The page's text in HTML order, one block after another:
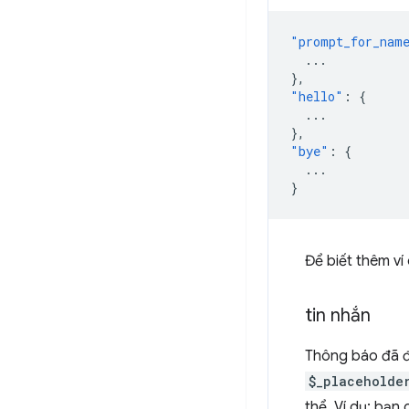
...
},
"hello" :
{
...
},
"bye" :
{
...
}
Để biết thêm
tin nhắn
Thông báo đã